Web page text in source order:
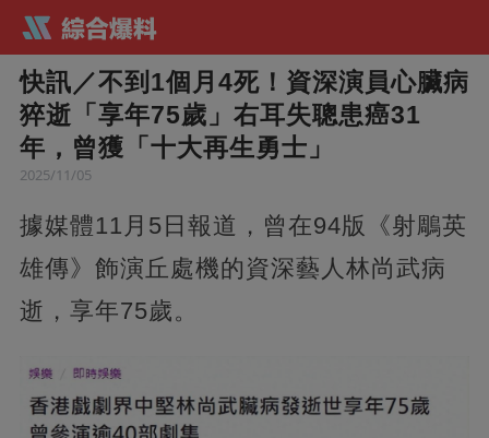
快訊／不到1個月4死！資深演員心臟病
猝逝「享年75歲」右耳失聰患癌31
年，曾獲「十大再生勇士」
2025/11/05
據媒體11月5日報道，曾在94版《射鵰英
雄傳》飾演丘處機的資深藝人林尚武病
逝，享年75歲。